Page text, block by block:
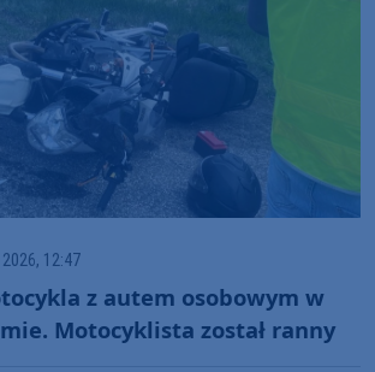
12:47
z autem osobowym w
Motocyklista został ranny